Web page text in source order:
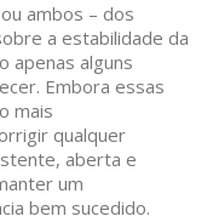
ambos – dos
a estabilidade da
apenas alguns
Embora essas
mais
qualquer
aberta e
um
bem sucedido.